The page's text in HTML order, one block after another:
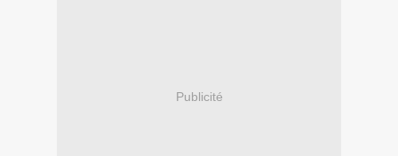
Publicité